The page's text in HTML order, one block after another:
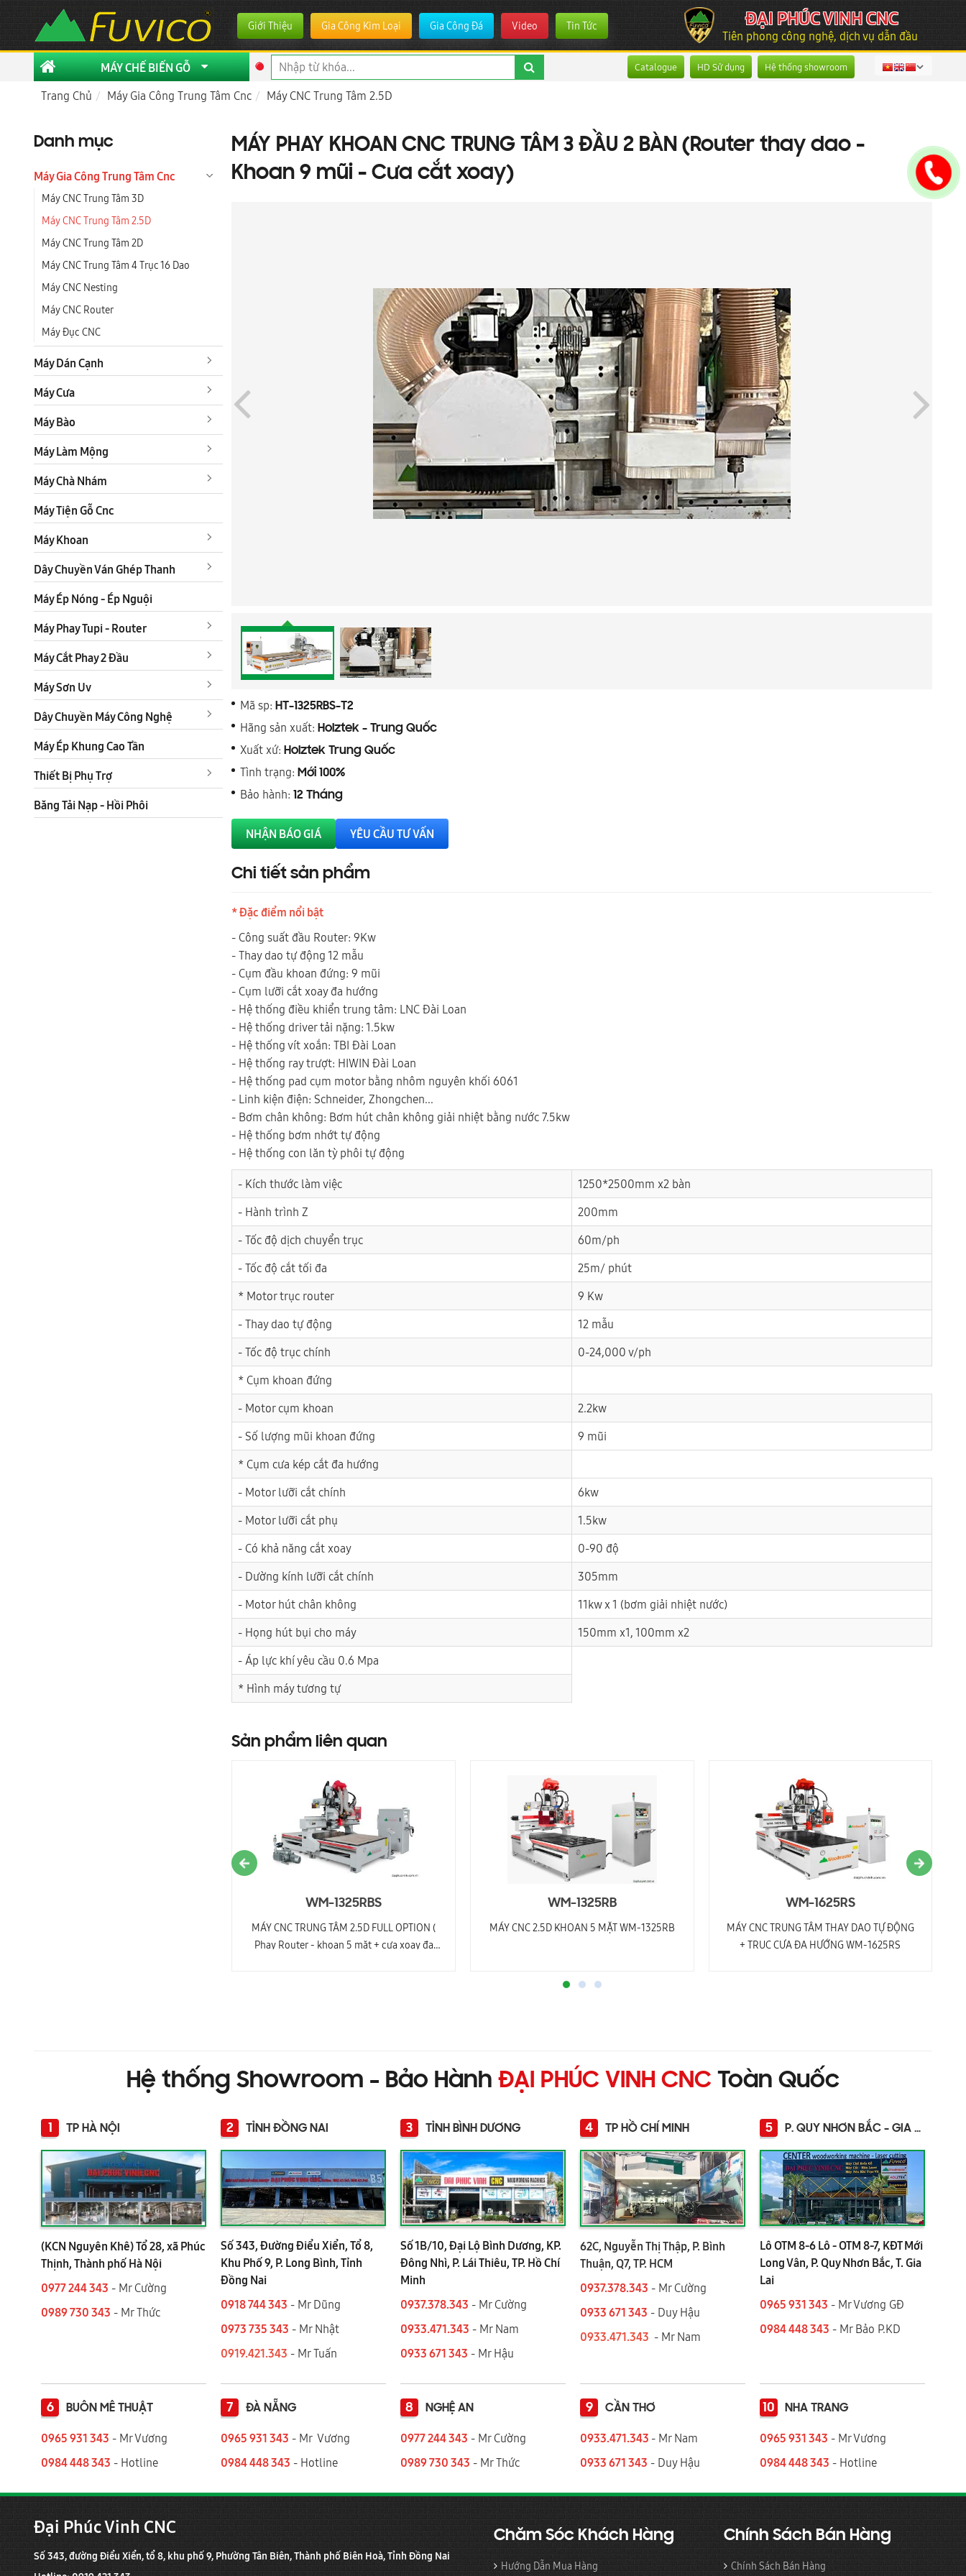
Giới Thiệu Gia Công Kim Loại Gia Công Đá Video Tin Tức ĐẠI PHÚC VINH CNC
Tiên phong công nghệ, dịch vụ dẫn đầu
MÁY CHẾ BIẾN GỖ
Catalogue HD Sử dụng Hệ thống showroom
Trang Chủ Máy Gia Công Trung Tâm Cnc Máy CNC Trung Tâm 2.5D
Danh mục
Máy Gia Công Trung Tâm Cnc
Máy CNC Trung Tâm 3D
Máy CNC Trung Tâm 2.5D
Máy CNC Trung Tâm 2D
Máy CNC Trung Tâm 4 Trục 16 Dao
Máy CNC Nesting
Máy CNC Router
Máy Đục CNC
Máy Dán Cạnh
Máy Cưa
Máy Bào
Máy Làm Mộng
Máy Chà Nhám
Máy Tiện Gỗ Cnc
Máy Khoan
Dây Chuyền Ván Ghép Thanh
Máy Ép Nóng - Ép Nguội
Máy Phay Tupi - Router
Máy Cắt Phay 2 Đầu
Máy Sơn Uv
Dây Chuyền Máy Công Nghệ
Máy Ép Khung Cao Tần
Thiết Bị Phụ Trợ
Băng Tải Nạp - Hồi Phôi
MÁY PHAY KHOAN CNC TRUNG TÂM 3 ĐẦU 2 BÀN (Router thay dao -
Khoan 9 mũi - Cưa cắt xoay)
Mã sp: HT-1325RBS-T2
Hãng sản xuất: Holztek - Trung Quốc
Xuất xứ: Holztek Trung Quốc
Tình trạng: Mới 100%
Bảo hành: 12 Tháng
NHẬN BÁO GIÁ YÊU CẦU TƯ VẤN
Chi tiết sản phẩm
* Đặc điểm nổi bật
- Công suất đầu Router: 9Kw
- Thay dao tự động 12 mẫu
- Cụm đầu khoan đứng: 9 mũi
- Cụm lưỡi cắt xoay đa hướng
- Hệ thống điều khiển trung tâm: LNC Đài Loan
- Hệ thống driver tải nặng: 1.5kw
- Hệ thống vít xoắn: TBI Đài Loan
- Hệ thống ray trượt: HIWIN Đài Loan
- Hệ thống pad cụm motor bằng nhôm nguyên khối 6061
- Linh kiện điện: Schneider, Zhongchen...
- Bơm chân không: Bơm hút chân không giải nhiệt bằng nước 7.5kw
- Hệ thống bơm nhớt tự động
- Hệ thống con lăn tỳ phôi tự động
- Kích thước làm việc
1250*2500mm x2 bàn
- Hành trình Z
200mm
- Tốc độ dịch chuyển trục
60m/ph
- Tốc độ cắt tối đa
25m/ phút
* Motor trục router
9 Kw
- Thay dao tự động
12 mẫu
- Tốc độ trục chính
0-24,000 v/ph
* Cụm khoan đứng
- Motor cụm khoan
2.2kw
- Số lượng mũi khoan đứng
9 mũi
* Cụm cưa kép cắt đa hướng
- Motor lưỡi cắt chính
6kw
- Motor lưỡi cắt phụ
1.5kw
- Có khả năng cắt xoay
0-90 độ
- Dường kính lưỡi cắt chính
305mm
- Motor hút chân không
11kw x 1 (bơm giải nhiệt nước)
- Họng hút bụi cho máy
150mm x1, 100mm x2
- Áp lực khí yêu cầu 0.6 Mpa
* Hình máy tương tự
Sản phẩm liên quan
WM-1325RBS
MÁY CNC TRUNG TÂM 2.5D FULL OPTION (
Phay Router - khoan 5 mặt + cưa xoay đa
WM-1325RB
MÁY CNC 2.5D KHOAN 5 MẶT WM-1325RB
WM-1625RS
MÁY CNC TRUNG TÂM THAY DAO TỰ ĐỘNG
+ TRỤC CƯA ĐA HƯỚNG WM-1625RS
Hệ thống Showroom - Bảo Hành ĐẠI PHÚC VINH CNC Toàn Quốc
1 TP HÀ NỘI
(KCN Nguyên Khê) Tổ 28, xã Phúc
Thịnh, Thành phố Hà Nội
0977 244 343 - Mr Cường
0989 730 343 - Mr Thức
2 TỈNH ĐỒNG NAI
Số 343, Đường Điểu Xiển, Tổ 8,
Khu Phố 9, P. Long Bình, Tỉnh
Đồng Nai
0918 744 343 - Mr Dũng
0973 735 343 - Mr Nhật
0919.421.343 ​​​​​​ - Mr Tuấn
3 TỈNH BÌNH DƯƠNG
Số 1B/10, Đại Lộ Bình Dương, KP.
Đông Nhì, P. Lái Thiêu, TP. Hồ Chí
Minh
0937.378.343 - Mr Cường
0933.471.343 - Mr Nam
0933 671 343 - Mr Hậu
4 TP HỒ CHÍ MINH
62C, Nguyễn Thị Thập, P. Bình
Thuận, Q7, TP. HCM
0937.378.343 - Mr Cường
0933 671 343 - Duy Hậu
0933.471.343 - Mr Nam
5 P. QUY NHƠN BẮC - GIA LAI
Lô OTM 8-6 Lô - OTM 8-7, KĐT Mới
Long Vân, P. Quy Nhơn Bắc, T. Gia
Lai
0965 931 343 - Mr Vương GĐ
0984 448 343 - Mr Bảo P.KD
6 BUÔN MÊ THUẬT
0965 931 343 - Mr Vương
0984 448 343 - Hotline
7 ĐÀ NẴNG
0965 931 343 - Mr Vương
0984 448 343 - Hotline
8 NGHỆ AN
0977 244 343 - Mr Cường
0989 730 343 - Mr Thức
9 CẦN THƠ
0933.471.343 - Mr Nam
0933 671 343 - Duy Hậu
10 NHA TRANG
0965 931 343 - Mr Vương
0984 448 343 - Hotline
Đại Phúc Vinh CNC
Số 343, đường Điểu Xiển, tổ 8, khu phố 9, Phường Tân Biên, Thành phố Biên Hoà, Tỉnh Đồng Nai
Chăm Sóc Khách Hàng
Hướng Dẫn Mua Hàng
Chính Sách Bán Hàng
Chính Sách Bán Hàng